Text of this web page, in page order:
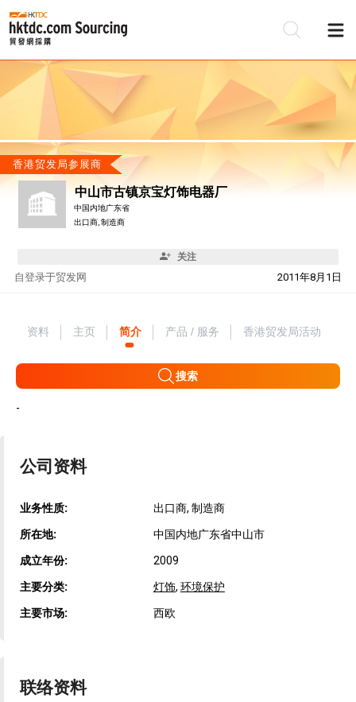
香港贸发局参展商
中山市古镇京宝灯饰电器厂
中国内地广东省
出口商, 制造商
关注
自 2011年8月1日
登录于贸发网
资料 主页 简介 产品 / 服务 香港贸发局活动
搜索
-
公司资料
业务性质: 出口商, 制造商
所在地: 中国内地广东省中山市
成立年份: 2009
主要分类: 灯饰, 环境保护
主要市场: 西欧
联络资料